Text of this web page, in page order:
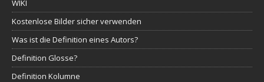
WIKI
Kostenlose Bilder sicher verwenden
Was ist die Definition eines Autors?
Definition Glosse?
Definition Kolumne